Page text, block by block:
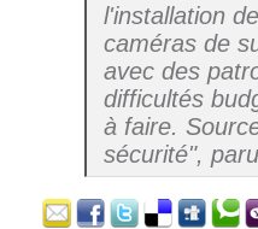
l'installation
caméras de
avec des
difficultés
à faire.
sécurité",